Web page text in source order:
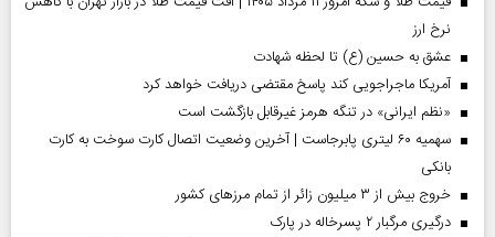
نرخ ارز
عشق به حسین (ع) تا لحظه شهادت
آمریکا ماجراجویی کند پاسخ مقتضی دریافت خواهد کرد
«نظم ایرانی» در تنگه هرمز غیرقابل بازگشت است
سهمیه ۶۰ لیتری پابرجاست | آخرین وضعیت اتصال کارت سوخت به کارت
بانکی
خروج بیش از ۳ میلیون زائر از تمام مرز‌های کشور
درگیری مرگبار ۲ پسرخاله در پارک